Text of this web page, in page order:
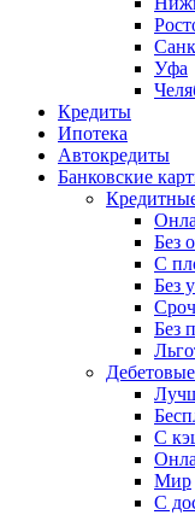
Уфа
Кредиты
Ипотека
Автокредиты
Банковские
Без
С
Без
Без
С
Мир
С